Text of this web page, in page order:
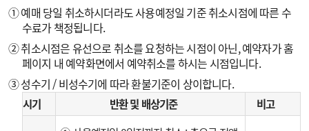
① 예매 당일 취소하시더라도 사용예정일 기준 취소시점에 따른 수
수료가 책정됩니다.
② 취소시점은 유선으로 취소를 요청하는 시점이 아닌, 예약자가 홈
페이지 내 예약화면에서 예약취소를 하시는 시점입니다.
③ 성수기 / 비성수기에 따라 환불기준이 상이합니다.
시기 반환 및 배상기준 비고